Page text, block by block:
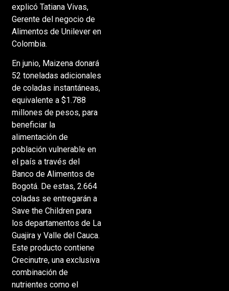
explicó Tatiana Vivas,
Gerente del negocio de
Alimentos de Unilever en
Colombia.
En junio, Maizena donará
52 toneladas adicionales
de coladas instantáneas,
equivalente a $1.788
millones de pesos, para
beneficiar la
alimentación de
población vulnerable en
el país a través del
Banco de Alimentos de
Bogotá. De estas, 2.664
coladas se entregarán a
Save the Children para
los departamentos de La
Guajira y Valle del Cauca.
Este producto contiene
Crecinutre, una exclusiva
combinación de
nutrientes como el